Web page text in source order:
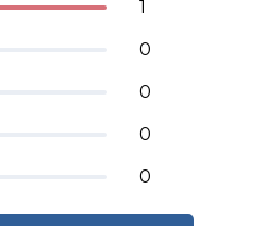
1
0
0
0
0